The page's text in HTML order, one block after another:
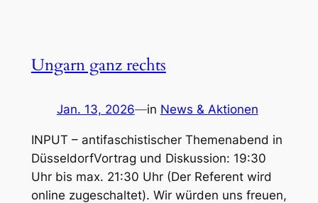
Ungarn ganz rechts
Jan. 13, 2026—in News & Aktionen
INPUT – antifaschistischer Themenabend in
DüsseldorfVortrag und Diskussion: 19:30
Uhr bis max. 21:30 Uhr (Der Referent wird
online zugeschaltet). Wir würden uns freuen,